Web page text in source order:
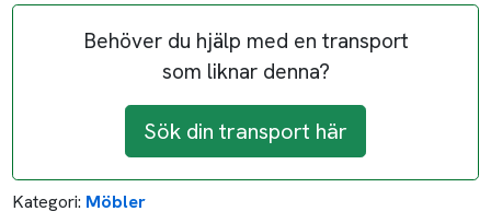
Behöver du hjälp med en transport
som liknar denna?
Sök din transport här
Kategori: Möbler